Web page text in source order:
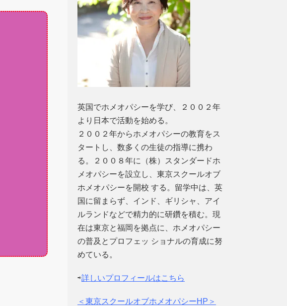
英国でホメオパシーを学び、２００２年
より日本で活動を始める。
２００２年からホメオパシーの教育をス
タートし、数多くの生徒の指導に携わ
る。２００８年に（株）スタンダードホ
メオパシーを設立し、東京スクールオブ
ホメオパシーを開校 する。留学中は、英
国に留まらず、インド、ギリシャ、アイ
ルランドなどで精力的に研鑽を積む。現
在は東京と福岡を拠点に、ホメオパシー
の普及とプロフェッ ショナルの育成に努
めている。
⇨詳しいプロフィールはこちら
＜東京スクールオブホメオパシーHP＞